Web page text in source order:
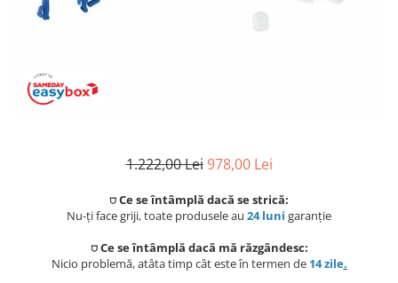
Rigole si scurgere dus
Accesorii dus
Toalete
Clapete de actionare
Capace WC
1.222,00 Lei 978,00 Lei
⛉ Ce se întâmplă dacă se strică:
Nu-ți face griji, toate produsele au 24 luni garanție
⛉ Ce se întâmplă dacă mă răzgândesc:
Nicio problemă, atâta timp cât este în termen de 14 zile.